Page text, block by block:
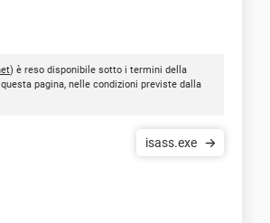
) è reso disponibile sotto i termini della
pagina, nelle condizioni previste dalla
isass.exe